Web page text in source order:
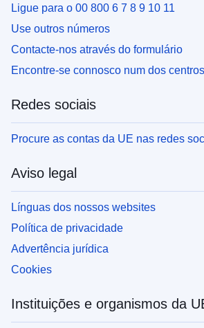
Ligue para o 00 800 6 7 8 9 10 11
Use outros números
Contacte-nos através do formulário
Encontre-se connosco num dos
Redes sociais
Procure as contas da UE nas redes
Aviso legal
Línguas dos nossos websites
Política de privacidade
Advertência jurídica
Cookies
Instituições e organismos da